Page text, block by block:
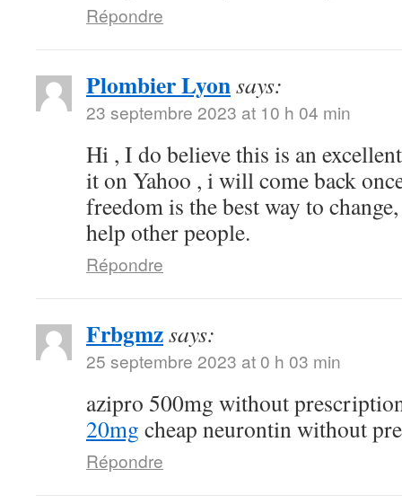
Répondre
Plombier Lyonsays:
23 septembre 2023 at 10 h 04 min
Hi , I do believe this is an
it on Yahoo , i will come back
freedom is the best way to
help other people.
Répondre
Frbgmzsays:
25 septembre 2023 at 0 h 03 min
azipro 500mg without
20mg cheap neurontin without
Répondre